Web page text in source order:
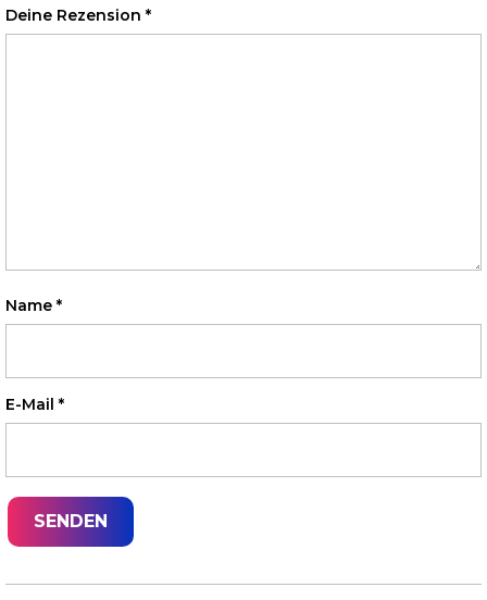
Deine Rezension *
Name *
E-Mail *